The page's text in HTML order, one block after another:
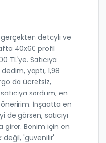
detaylı ve
40x60 profil
TL'ye. Satıcıya
yaptı, 1,98
da ücretsiz,
sordum, en
İnşaatta en
de görsen, satıcıyı
girer. Benim için en
değil, 'güvenilir'